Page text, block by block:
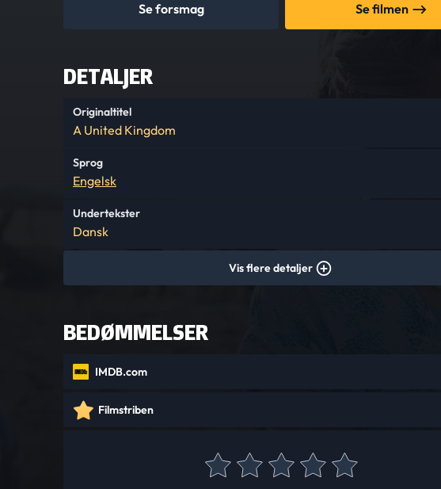
Se forsmag Se filmen
DETALJER
Originaltitel
A United Kingdom
Sprog
Engelsk
Undertekster
Dansk
Vis flere detaljer
BEDØMMELSER
IMDB.com
Filmstriben